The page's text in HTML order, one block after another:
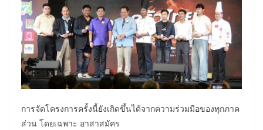
การจัดโครงการครั้งนี้ยังเกิดขึ้นได้จากความร่วมมือของทุกภาค
ส่วน โดยเฉพาะ อาสาสมัคร